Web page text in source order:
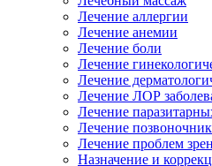
Лечение аллергии
Лечение анемии
Лечение боли
Лечение
Лечение
Лечение ЛОР
Лечение
Лечение
Лечение проблем
Назначение и